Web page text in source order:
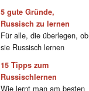
5 gute Gründe,
Russisch zu lernen
Für alle, die überlegen, ob
sie Russisch lernen
15 Tipps zum
Russischlernen
Wie lernt man am besten